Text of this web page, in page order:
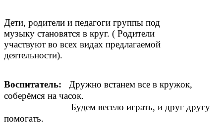
Дети, родители и педагоги группы под
музыку становятся в круг. ( Родители
участвуют во всех видах предлагаемой
деятельности).
Воспитатель: Дружно встанем все в кружок,
соберёмся на часок.
Будем весело играть, и друг другу
помогать.